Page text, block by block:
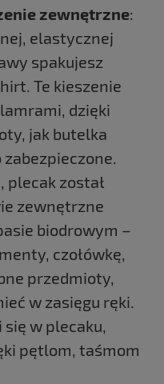
zewnętrzne:
elastycznej
spakujesz
Te kieszenie
dzięki
jak butelka
plecak został
zewnętrzne
biodrowym –
czołówkę,
przedmioty,
w zasięgu ręki.
w plecaku,
pętlom, taśmom